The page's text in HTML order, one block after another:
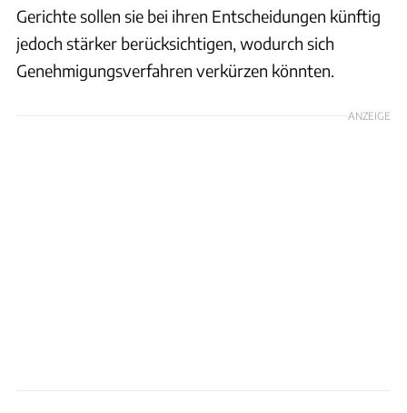
Gerichte sollen sie bei ihren Entscheidungen künftig
jedoch stärker berücksichtigen, wodurch sich
Genehmigungsverfahren verkürzen könnten.
ANZEIGE